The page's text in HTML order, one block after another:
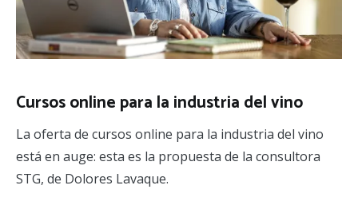
Cursos online para la industria del vino
La oferta de cursos online para la industria del vino
está en auge: esta es la propuesta de la consultora
STG, de Dolores Lavaque.